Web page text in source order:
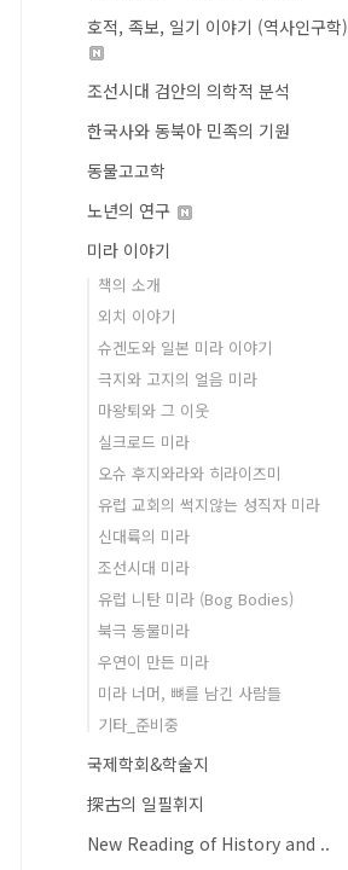
호적, 족보, 일기 이야기 (역사인구학)
조선시대 검안의 의학적 분석
한국사와 동북아 민족의 기원
동물고고학
노년의 연구
미라 이야기
책의 소개
외치 이야기
슈겐도와 일본 미라 이야기
극지와 고지의 얼음 미라
마왕퇴와 그 이웃
실크로드 미라
오슈 후지와라와 히라이즈미
유럽 교회의 썩지않는 성직자 미라
신대륙의 미라
조선시대 미라
유럽 니탄 미라 (Bog Bodies)
북극 동물미라
우연이 만든 미라
미라 너머, 뼈를 남긴 사람들
기타_준비중
국제학회&학술지
探古의 일필휘지
New Reading of History and ..